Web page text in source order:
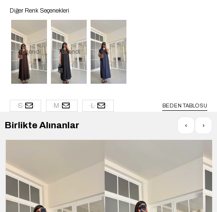
Diğer Renk Seçenekleri
Tükendi Tükendi
S M L BEDEN TABLOSU
Birlikte Alınanlar ‹ ›